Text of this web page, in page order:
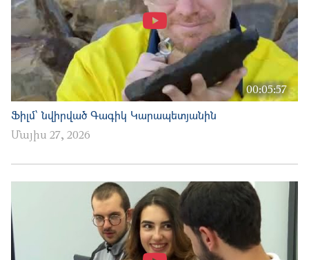
00:05:57
Ֆիլմ՝ նվիրված Գագիկ Կարապետյանին
Մայիս 27, 2026